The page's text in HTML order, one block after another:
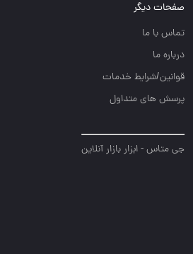
صفحات دیگر
تماس با ما
درباره ما
قوانین/شرایط خدمات
پرسش های متداول
جی متاس - ابزار بازار آنلاین